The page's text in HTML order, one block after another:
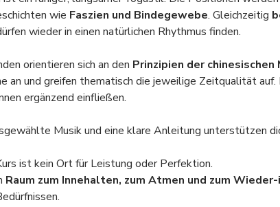
wie Faszien und Bindegewebe. Gleichzeitig
wieder in einen natürlichen Rhythmus finden.
orientieren sich an den Prinzipien der chinesischen
an und greifen thematisch die jeweilige Zeitqualität
ergänzend einfließen.
Musik und eine klare Anleitung unterstützen
ist kein Ort für Leistung oder Perfektion.
Raum zum Innehalten, zum Atmen und zum